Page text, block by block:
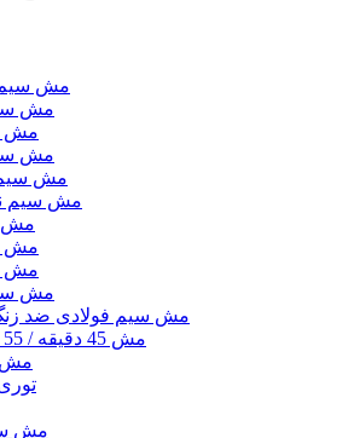
مش سیم
مش
مش
مش
مش سیم
مش سیم
مش
مش
مش
مش
مش سیم فولادی ضد
مش 45 ​​دقیقه / 55 دقیقه / 65 دقیقه
مش
مش